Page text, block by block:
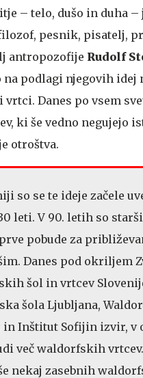
– telo, dušo in duha –
pesnik, pisatelj,
antropozofije Rudolf
na podlagi njegovih idej
Danes po vsem
ki še vedno negujejo
otroštva.
so se te ideje začele
leti. V 90. letih so
pobude za
Danes pod okriljem
šol in vrtcev
šola Ljubljana,
in Inštitut Sofijin izvir, v
več waldorfskih
nekaj zasebnih